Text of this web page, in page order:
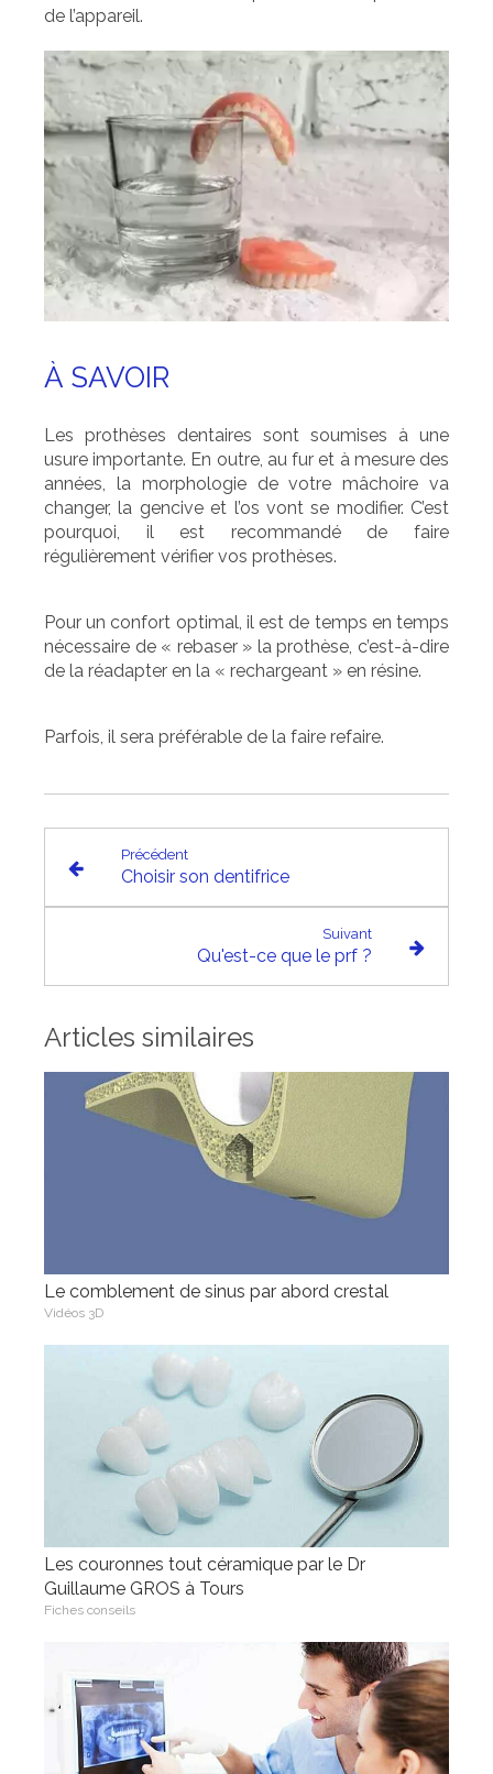
de l’appareil.
À SAVOIR
Les prothèses dentaires sont soumises à une
usure importante. En outre, au fur et à mesure des
années, la morphologie de votre mâchoire va
changer, la gencive et l’os vont se modifier. C’est
pourquoi, il est recommandé de faire
régulièrement vérifier vos prothèses.
Pour un confort optimal, il est de temps en temps
nécessaire de « rebaser » la prothèse, c’est-à-dire
de la réadapter en la « rechargeant » en résine.
Parfois, il sera préférable de la faire refaire.
Précédent
Choisir son dentifrice
Suivant
Qu'est-ce que le prf ?
Articles similaires
Le comblement de sinus par abord crestal
Vidéos 3D
Les couronnes tout céramique par le Dr
Guillaume GROS à Tours
Fiches conseils